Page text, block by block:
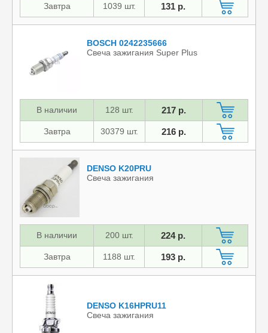
Завтра 1039 шт. 131 р.
BOSCH 0242235666
Свеча зажигания Super Plus
В наличии 128 шт. 217 р.
Завтра 30379 шт. 216 р.
DENSO K20PRU
Свеча зажигания
В наличии 200 шт. 224 р.
Завтра 1188 шт. 193 р.
DENSO K16HPRU11
Свеча зажигания